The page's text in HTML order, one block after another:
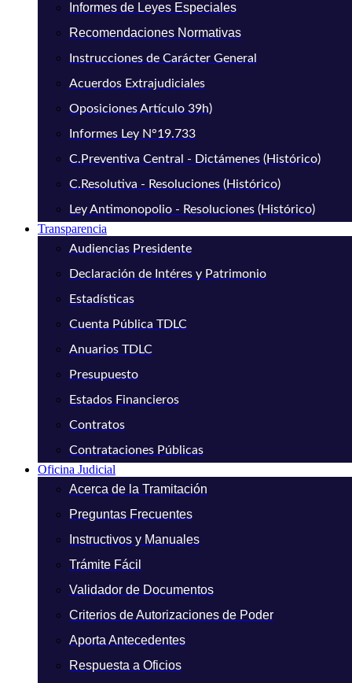
Informes de Leyes Especiales
Recomendaciones Normativas
Instrucciones de Carácter General
Acuerdos Extrajudiciales
Oposiciones Artículo 39h)
Informes Ley N°19.733
C.Preventiva Central - Dictámenes (Histórico)
C.Resolutiva - Resoluciones (Histórico)
Ley Antimonopolio - Resoluciones (Histórico)
Transparencia
Audiencias Presidente
Declaración de Intéres y Patrimonio
Estadísticas
Cuenta Pública TDLC
Anuarios TDLC
Presupuesto
Estados Financieros
Contratos
Contrataciones Públicas
Oficina Judicial
Acerca de la Tramitación
Preguntas Frecuentes
Instructivos y Manuales
Trámite Fácil
Validador de Documentos
Criterios de Autorizaciones de Poder
Aporta Antecedentes
Respuesta a Oficios